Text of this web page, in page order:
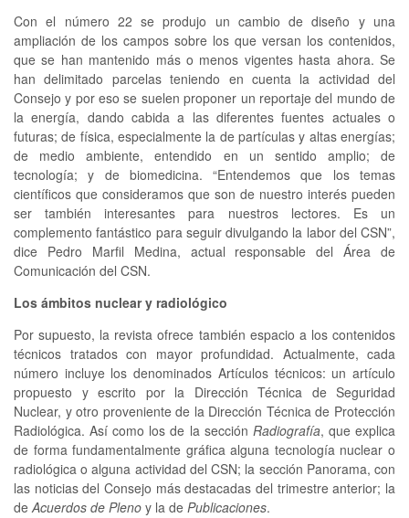
Con el número 22 se produjo un cambio de diseño y una
ampliación de los campos sobre los que versan los contenidos,
que se han mantenido más o menos vigentes hasta ahora. Se
han delimitado parcelas teniendo en cuenta la actividad del
Consejo y por eso se suelen proponer un reportaje del mundo de
la energía, dando cabida a las diferentes fuentes actuales o
futuras; de física, especialmente la de partículas y altas energías;
de medio ambiente, entendido en un sentido amplio; de
tecnología; y de biomedicina. “Entendemos que los temas
científicos que consideramos que son de nuestro interés pueden
ser también interesantes para nuestros lectores. Es un
complemento fantástico para seguir divulgando la labor del CSN”,
dice Pedro Marfil Medina, actual responsable del Área de
Comunicación del CSN.
Los ámbitos nuclear y radiológico
Por supuesto, la revista ofrece también espacio a los contenidos
técnicos tratados con mayor profundidad. Actualmente, cada
número incluye los denominados Artículos técnicos: un artículo
propuesto y escrito por la Dirección Técnica de Seguridad
Nuclear, y otro proveniente de la Dirección Técnica de Protección
Radiológica. Así como los de la sección Radiografía, que explica
de forma fundamentalmente gráfica alguna tecnología nuclear o
radiológica o alguna actividad del CSN; la sección Panorama, con
las noticias del Consejo más destacadas del trimestre anterior; la
deAcuerdos de Pleno y la de Publicaciones.